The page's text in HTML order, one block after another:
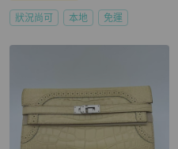
狀況尚可 本地 免運